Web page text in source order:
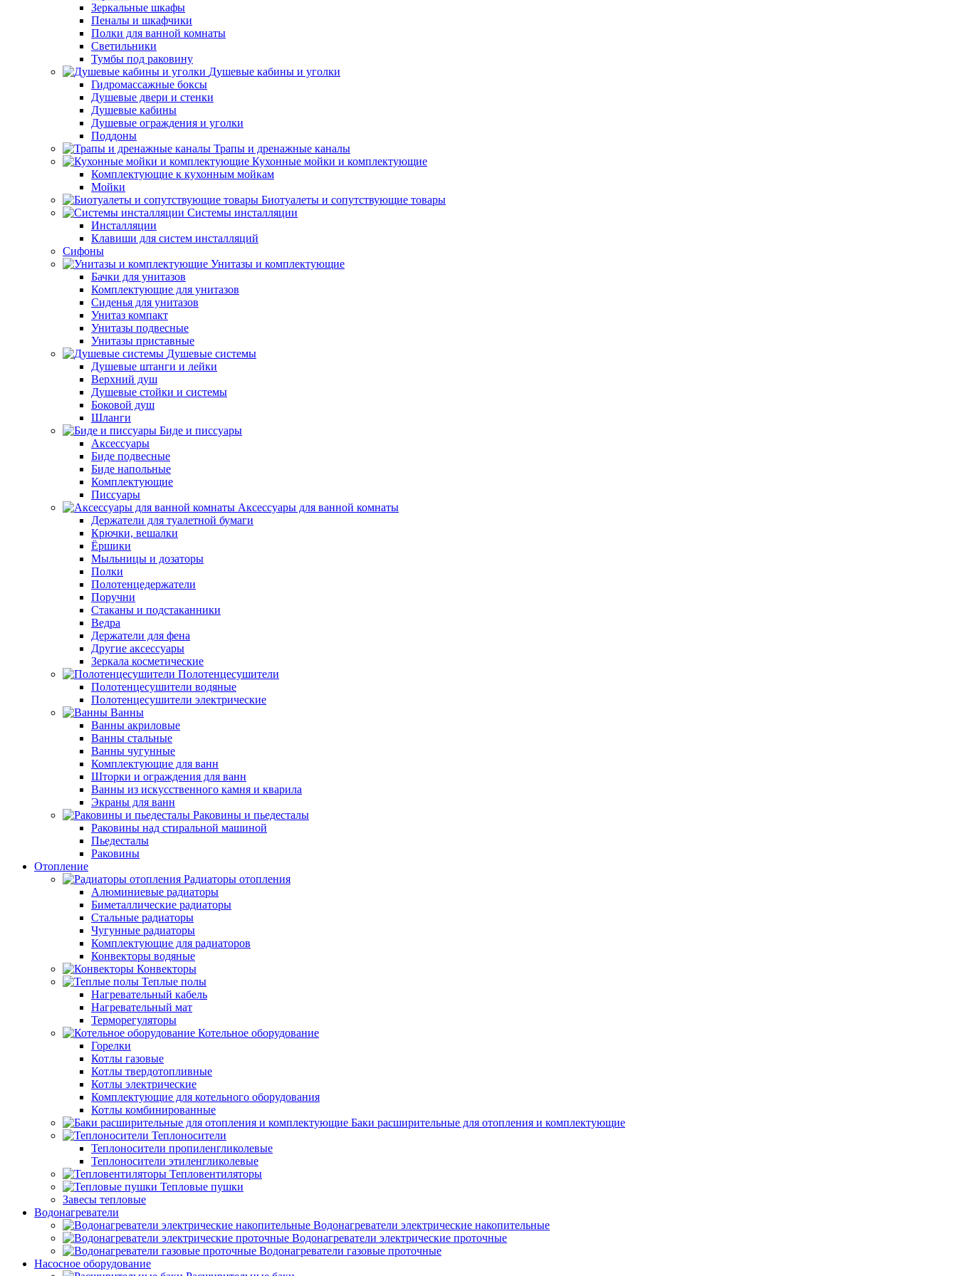
Зеркальные шкафы
Пеналы и шкафчики
Полки для ванной комнаты
Светильники
Тумбы под раковину
Душевые кабины и уголки
Гидромассажные боксы
Душевые двери и стенки
Душевые кабины
Душевые ограждения и уголки
Поддоны
Трапы и дренажные каналы
Кухонные мойки и комплектующие
Комплектующие к кухонным мойкам
Мойки
Биотуалеты и сопутствующие товары
Системы инсталляции
Инсталляции
Клавиши для систем инсталляций
Сифоны
Унитазы и комплектующие
Бачки для унитазов
Комплектующие для унитазов
Сиденья для унитазов
Унитаз компакт
Унитазы подвесные
Унитазы приставные
Душевые системы
Душевые штанги и лейки
Верхний душ
Душевые стойки и системы
Боковой душ
Шланги
Биде и писсуары
Аксессуары
Биде подвесные
Биде напольные
Комплектующие
Писсуары
Аксессуары для ванной комнаты
Держатели для туалетной бумаги
Крючки, вешалки
Ёршики
Мыльницы и дозаторы
Полки
Полотенцедержатели
Поручни
Стаканы и подстаканники
Ведра
Держатели для фена
Другие аксессуары
Зеркала косметические
Полотенцесушители
Полотенцесушители водяные
Полотенцесушители электрические
Ванны
Ванны акриловые
Ванны стальные
Ванны чугунные
Комплектующие для ванн
Шторки и ограждения для ванн
Ванны из искусственного камня и кварила
Экраны для ванн
Раковины и пьедесталы
Раковины над стиральной машиной
Пьедесталы
Раковины
Отопление
Радиаторы отопления
Алюминиевые радиаторы
Биметаллические радиаторы
Стальные радиаторы
Чугунные радиаторы
Комплектующие для радиаторов
Конвекторы водяные
Конвекторы
Теплые полы
Нагревательный кабель
Нагревательный мат
Терморегуляторы
Котельное оборудование
Горелки
Котлы газовые
Котлы твердотопливные
Котлы электрические
Комплектующие для котельного оборудования
Котлы комбинированные
Баки расширительные для отопления и комплектующие
Теплоносители
Теплоносители пропиленгликолевые
Теплоносители этиленгликолевые
Тепловентиляторы
Тепловые пушки
Завесы тепловые
Водонагреватели
Водонагреватели электрические накопительные
Водонагреватели электрические проточные
Водонагреватели газовые проточные
Насосное оборудование